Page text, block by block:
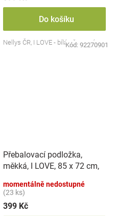
Do košíku
Nellys ČR, I LOVE - bílá - červená
Kód: 92270901
Přebalovací podložka,
měkká, I LOVE, 85 x 72 cm,
momentálně nedostupné
(23 ks)
399 Kč